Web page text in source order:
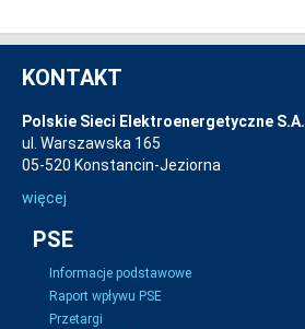
KONTAKT
Polskie Sieci Elektroenergetyczne S.A.
ul. Warszawska 165
05-520 Konstancin-Jeziorna
więcej
PSE
Informacje podstawowe
Raport wpływu PSE
Przetargi